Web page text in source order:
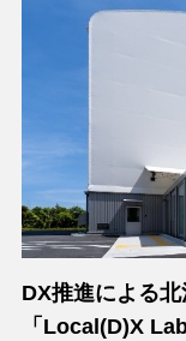
DX推進による
「Local(D)X